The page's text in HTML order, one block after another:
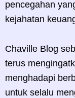
pencegahan
kejahatan
Chaville Blog
terus
menghadapi
untuk selalu